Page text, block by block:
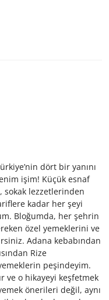
dört bir yanını
işim! Küçük esnaf
sokak lezzetlerinden
kadar her şeyi
Bloğumda, her şehrin
özel yemeklerini ve
Adana kebabından
Rize
peşindeyim.
ve o hikayeyi keşfetmek
önerileri değil, aynı